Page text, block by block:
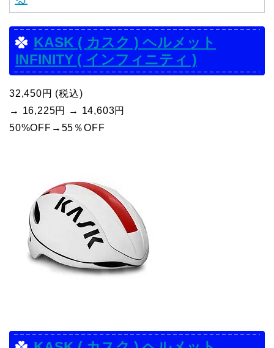
KASK ( カスク ) ヘルメット
INFINITY ( インフィニティ )
32,450円 (税込)
→ 16,225円 → 14,603円
50%OFF→55％OFF